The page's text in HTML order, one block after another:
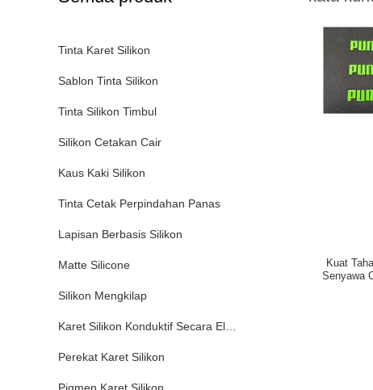
Tinta Karet Silikon
Sablon Tinta Silikon
Tinta Silikon Timbul
Silikon Cetakan Cair
Kaus Kaki Silikon
Tinta Cetak Perpindahan Panas
Lapisan Berbasis Silikon
Matte Silicone
Silikon Mengkilap
Karet Silikon Konduktif Secara Elektrik
Perekat Karet Silikon
Kuat
Senyawa